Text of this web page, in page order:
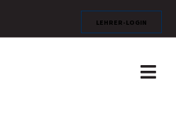
Lehrer-Login